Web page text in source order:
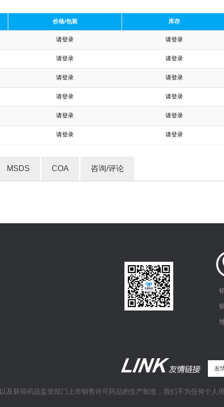
价格/包装 库存
请登录 请登录
请登录 请登录
请登录 请登录
请登录 请登录
请登录 请登录
请登录 请登录
MSDS COA 咨询/评论
获得药品监管部门上市销售许可药品的生产制造，我们不为任何个人